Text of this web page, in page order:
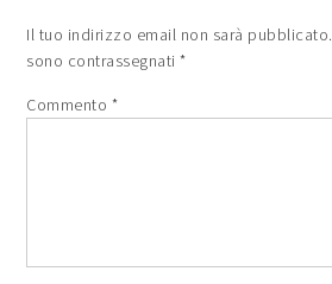
Il tuo indirizzo email non sarà pubblicato.
sono contrassegnati*
Commento *